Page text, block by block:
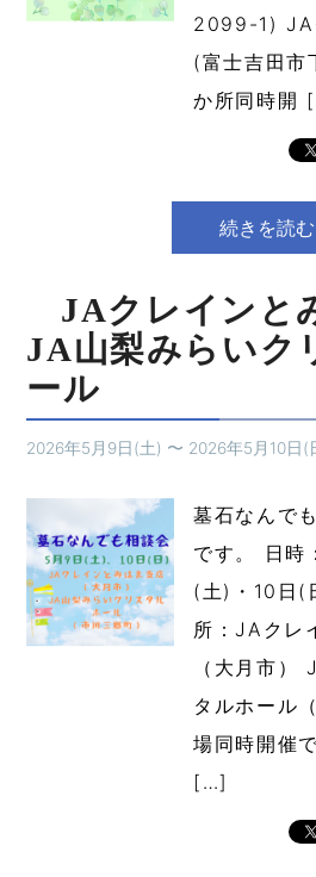
2099-1) JA
(富士吉田
か所同時開
続きを読む
JAクレインと
JA山梨みらいク
ール
2026年5月9日(土) 〜 2026年5月10日(
墓石なんで
です。 日
(土)・10日
所：JAクレ
（大月市）
タルホール
場同時開催
[…]